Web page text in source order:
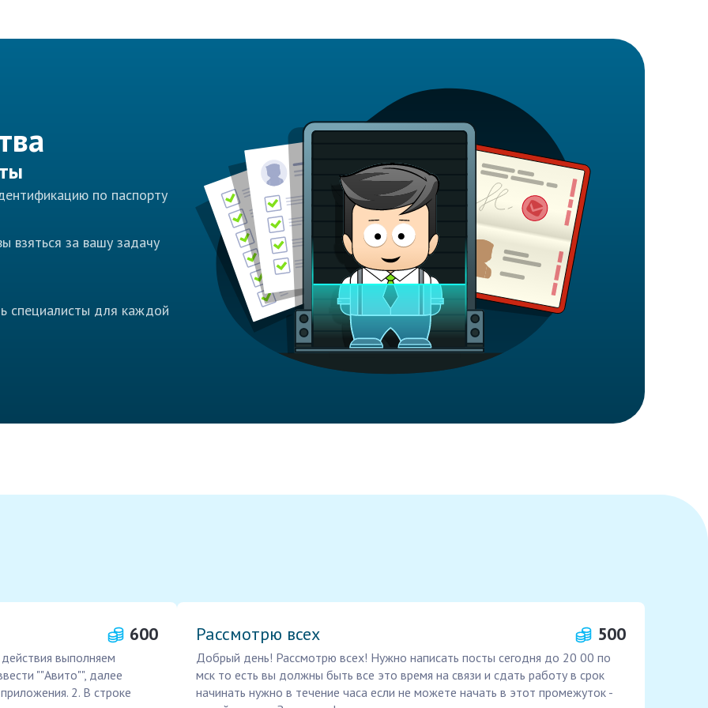
по паспорту
взяться за вашу задачу
специалисты для каждой
600
выполняем
""Авито"", далее
2. В строке
Рассмотрю всех 500
Добрый день! Рассмотрю всех! Нужно написать посты сегодня до 20 00 по
мск то есть вы должны быть все это время на связи и сдать работу в срок
начинать нужно в течение часа если не можете начать в этот промежуток -